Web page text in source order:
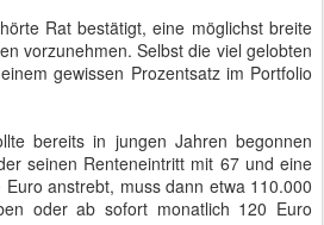
Rat bestätigt, eine möglichst breite
vorzunehmen. Selbst die viel gelobten
gewissen Prozentsatz im Portfolio
bereits in jungen Jahren begonnen
seinen Renteneintritt mit 67 und eine
anstrebt, muss dann etwa 110.000
oder ab sofort monatlich 120 Euro